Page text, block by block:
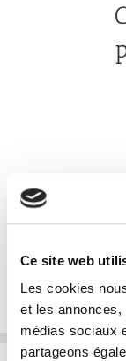
Ce site web
Les cookies
et les
médias sociaux
partageons